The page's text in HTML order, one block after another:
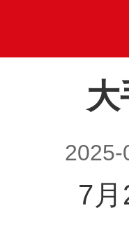
7月22